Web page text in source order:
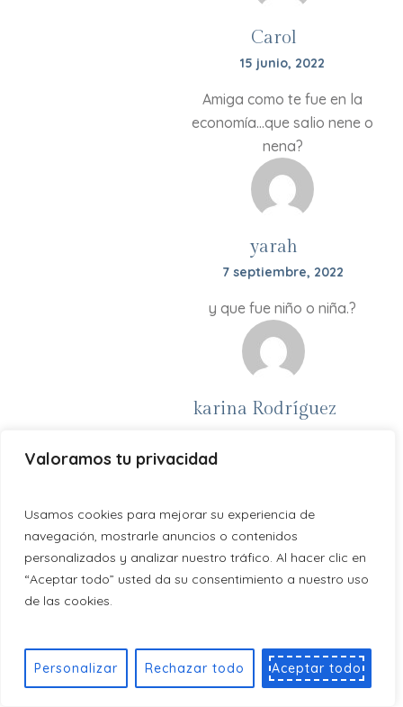
Valoramos tu privacidad
Usamos cookies para mejorar su experiencia de
navegación, mostrarle anuncios o contenidos
personalizados y analizar nuestro tráfico. Al hacer clic en
“Aceptar todo” usted da su consentimiento a nuestro uso
de las cookies.
Personalizar Rechazar todo Aceptar todo
Carol
15 junio, 2022
Amiga como te fue en la
economía…que salio nene o
nena?
yarah
7 septiembre, 2022
y que fue niño o niña.?
karina Rodríguez
Hola buenas noches mi
yemgo 10 semanas de
embarazo, escupo mucho y me
da por comer cosas dulces